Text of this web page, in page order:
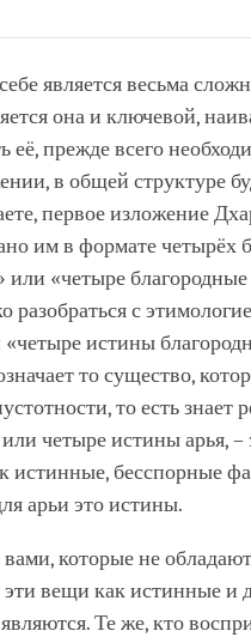
on
facebook
является весьма
она и ключевой,
её, прежде всего
в общей структуре
первое изложение
им в формате четырёх
или «четыре
разобраться с
истины
то существо,
то есть знает
четыре истины арья, –
истинные, бесспорные
арьи это истины.
которые не
вещи как истинные и
Те же, кто